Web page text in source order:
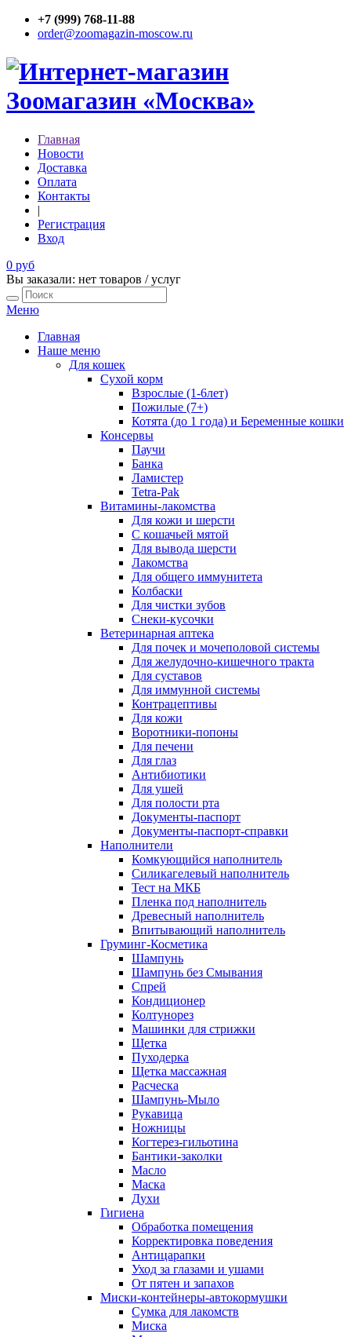
+7 (999) 768-11-88
order@zoomagazin-moscow.ru
Главная
Новости
Доставка
Оплата
Контакты
|
Регистрация
Вход
0 руб
Вы заказали: нет товаров / услуг
Меню
Главная
Наше меню
Для кошек
Сухой корм
Взрослые (1-6лет)
Пожилые (7+)
Котята (до 1 года) и Беременные кошки
Консервы
Паучи
Банка
Ламистер
Tetra-Pak
Витамины-лакомства
Для кожи и шерсти
С кошачьей мятой
Для вывода шерсти
Лакомства
Для общего иммунитета
Колбаски
Для чистки зубов
Снеки-кусочки
Ветеринарная аптека
Для почек и мочеполовой системы
Для желудочно-кишечного тракта
Для суставов
Для иммунной системы
Контрацептивы
Для кожи
Воротники-попоны
Для печени
Для глаз
Антибиотики
Для ушей
Для полости рта
Документы-паспорт
Документы-паспорт-справки
Наполнители
Комкующийся наполнитель
Силикагелевый наполнитель
Тест на МКБ
Пленка под наполнитель
Древесный наполнитель
Впитывающий наполнитель
Груминг-Косметика
Шампунь
Шампунь без Смывания
Спрей
Кондиционер
Колтунорез
Машинки для стрижки
Щетка
Пуходерка
Щетка массажная
Расческа
Шампунь-Мыло
Рукавица
Ножницы
Когтерез-гильотина
Бантики-заколки
Масло
Маска
Духи
Гигиена
Обработка помещения
Корректировка поведения
Антицарапки
Уход за глазами и ушами
От пятен и запахов
Миски-контейнеры-автокормушки
Сумка для лакомств
Миска